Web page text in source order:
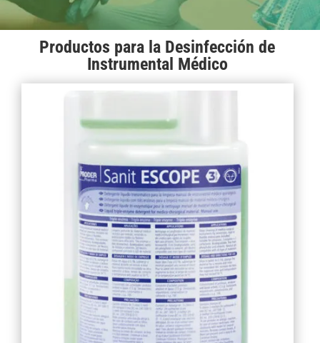
Productos para la Desinfección de
Instrumental Médico